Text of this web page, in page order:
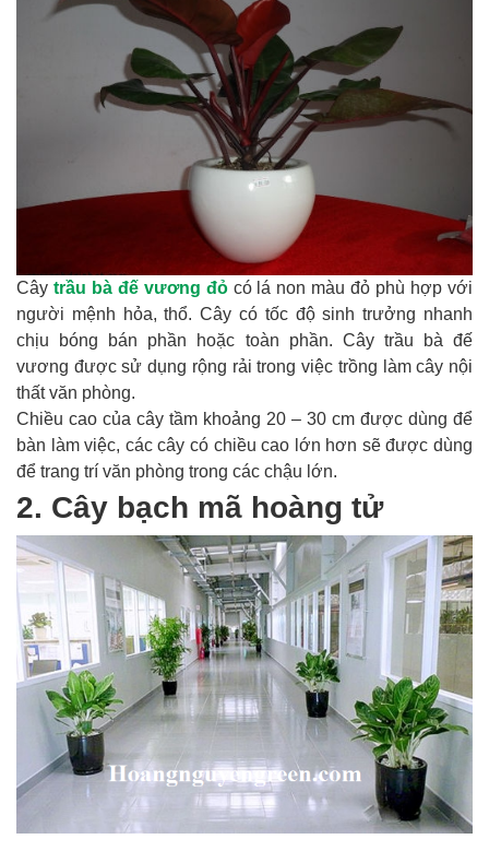
Cây trầu bà đế vương đỏcó lá non màu đỏ phù hợp với
người mệnh hỏa, thổ. Cây có tốc độ sinh trưởng nhanh
chịu bóng bán phần hoặc toàn phần. Cây trầu bà đế
vương được sử dụng rộng rải trong việc trồng làm cây nội
thất văn phòng.
Chiều cao của cây tầm khoảng 20 – 30 cm được dùng để
bàn làm việc, các cây có chiều cao lớn hơn sẽ được dùng
để trang trí văn phòng trong các chậu lớn.
2. Cây bạch mã hoàng tử